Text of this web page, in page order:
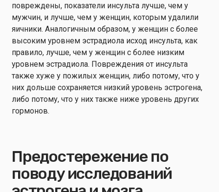
повреждены, показатели инсульта лучше, чем у
мужчин, и лучше, чем у женщин, которым удалили
яичники. Аналогичным образом, у женщин с более
высоким уровнем эстрадиола исход инсульта, как
правило, лучше, чем у женщин с более низким
уровнем эстрадиола. Повреждения от инсульта
также хуже у пожилых женщин, либо потому, что у
них дольше сохраняется низкий уровень эстрогена,
либо потому, что у них также ниже уровень других
гормонов.
Предостережение по
поводу исследований